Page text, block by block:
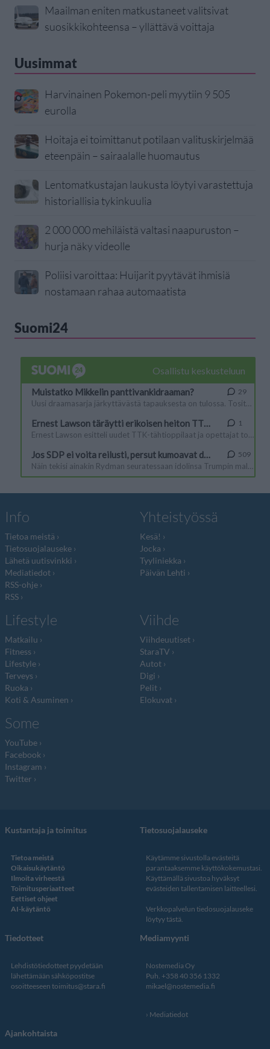
Maailman eniten matkustaneet valitsivat
suosikkikohteensa – yllättävä voittaja
Uusimmat
Harvinainen Pokemon-peli myytiin 9 505
eurolla
Hoitaja ei toimittanut potilaan valituskirjelmää
eteenpäin – sairaalalle huomautus
Lentomatkustajan laukusta löytyi varastettuja
historiallisia tykinkuulia
2 000 000 mehiläistä valtasi naapuruston –
hurja näky videolle
Poliisi varoittaa: Huijarit pyytävät ihmisiä
nostamaan rahaa automaatista
Suomi24
Info
Tietoa meistä
Tietosuojalauseke
Lähetä uutisvinkki
Mediatiedot
RSS-ohje
RSS
Yhteistyössä
Kesä!
Jocka
Tyyliniekka
Päivän Lehti
Lifestyle
Matkailu
Fitness
Lifestyle
Terveys
Ruoka
Koti & Asuminen
Viihde
Viihdeuutiset
StaraTV
Autot
Digi
Pelit
Elokuvat
Some
YouTube
Facebook
Instagram
Twitter
Kustantaja ja toimitus
Tietoa meistä
Oikaisukäytäntö
Ilmoita virheestä
Toimitusperiaatteet
Eettiset ohjeet
AI-käytäntö
Tietosuojalauseke
Käytämme sivustolla evästeitä
parantaaksemme käyttökokemustasi.
Käyttämällä sivustoa hyväksyt
evästeiden tallentamisen laitteellesi.
Verkkopalvelun tiedosuojalauseke
löytyy tästä
Tiedotteet
Lehdistötiedotteet pyydetään
lähettämään sähköpostitse
osoitteeseen toimitus@stara.fi
Mediamyynti
Nostemedia Oy
Puh. +358 40 356 1332
mikael@nostemedia.fi
Mediatiedot
Ajankohtaista